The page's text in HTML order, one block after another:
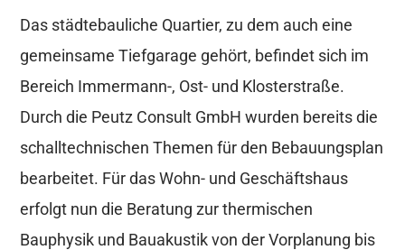
Das städtebauliche Quartier, zu dem auch eine
gemeinsame Tiefgarage gehört, befindet sich im
Bereich Immermann-, Ost- und Klosterstraße.
Durch die Peutz Consult GmbH wurden bereits die
schalltechnischen Themen für den Bebauungsplan
bearbeitet. Für das Wohn- und Geschäftshaus
erfolgt nun die Beratung zur thermischen
Bauphysik und Bauakustik von der Vorplanung bis